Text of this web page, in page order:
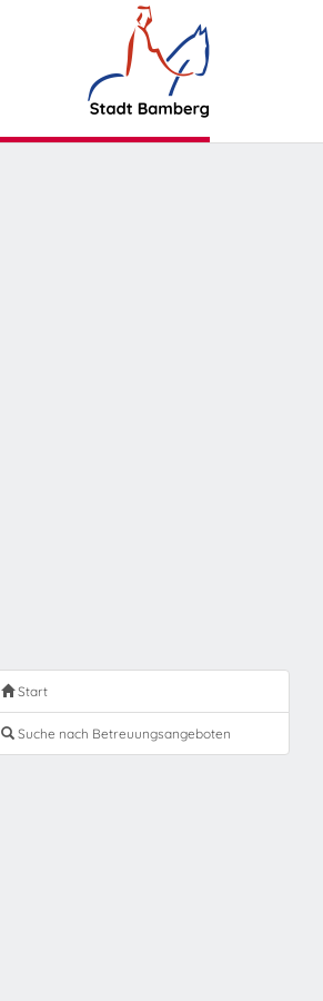
Start
Suche nach Betreuungsangeboten